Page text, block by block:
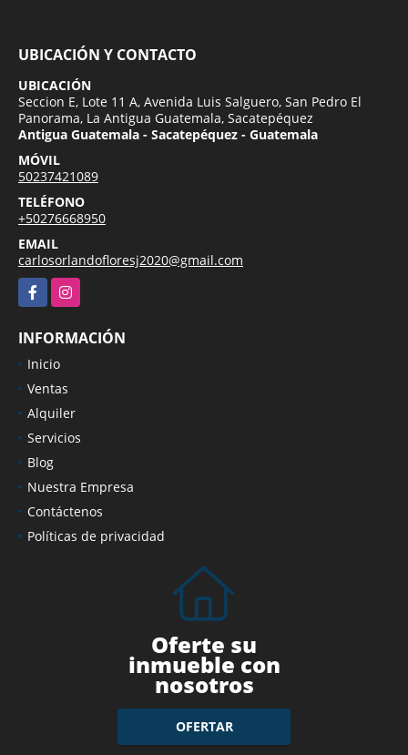
UBICACIÓN Y CONTACTO
UBICACIÓN
Seccion E, Lote 11 A, Avenida Luis Salguero, San Pedro El
Panorama, La Antigua Guatemala, Sacatepéquez
Antigua Guatemala - Sacatepéquez - Guatemala
MÓVIL
50237421089
TELÉFONO
+50276668950
EMAIL
carlosorlandofloresj2020@gmail.com
FacebookInstagram
INFORMACIÓN
Inicio
Ventas
Alquiler
Servicios
Blog
Nuestra Empresa
Contáctenos
Políticas de privacidad
Oferte su
inmueble con
nosotros
OFERTAR